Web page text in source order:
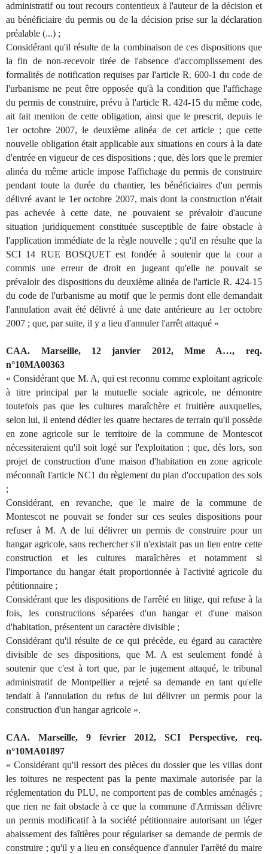
administratif ou tout recours contentieux à l'auteur de la décision et
au bénéficiaire du permis ou de la décision prise sur la déclaration
préalable (...) ;
Considérant qu'il résulte de la combinaison de ces dispositions que
la fin de non-recevoir tirée de l'absence d'accomplissement des
formalités de notification requises par l'article R. 600-1 du code de
l'urbanisme ne peut être opposée qu'à la condition que l'affichage
du permis de construire, prévu à l'article R. 424-15 du même code,
ait fait mention de cette obligation, ainsi que le prescrit, depuis le
1er octobre 2007, le deuxième alinéa de cet article ; que cette
nouvelle obligation était applicable aux situations en cours à la date
d'entrée en vigueur de ces dispositions ; que, dès lors que le premier
alinéa du même article impose l'affichage du permis de construire
pendant toute la durée du chantier, les bénéficiaires d'un permis
délivré avant le 1er octobre 2007, mais dont la construction n'était
pas achevée à cette date, ne pouvaient se prévaloir d'aucune
situation juridiquement constituée susceptible de faire obstacle à
l'application immédiate de la règle nouvelle ; qu'il en résulte que la
SCI 14 RUE BOSQUET est fondée à soutenir que la cour a
commis une erreur de droit en jugeant qu'elle ne pouvait se
prévaloir des dispositions du deuxième alinéa de l'article R. 424-15
du code de l'urbanisme au motif que le permis dont elle demandait
l'annulation avait été délivré à une date antérieure au 1er octobre
2007 ; que, par suite, il y a lieu d'annuler l'arrêt attaqué »
CAA. Marseille, 12 janvier 2012, Mme A…, req.
n°10MA00363
« Considérant que M. A, qui est reconnu comme exploitant agricole
à titre principal par la mutuelle sociale agricole, ne démontre
toutefois pas que les cultures maraîchère et fruitière auxquelles,
selon lui, il entend dédier les quatre hectares de terrain qu'il possède
en zone agricole sur le territoire de la commune de Montescot
nécessiteraient qu'il soit logé sur l'exploitation ; que, dès lors, son
projet de construction d'une maison d'habitation en zone agricole
méconnaît l'article NC1 du règlement du plan d'occupation des sols
;
Considérant, en revanche, que le maire de la commune de
Montescot ne pouvait se fonder sur ces seules dispositions pour
refuser à M. A de lui délivrer un permis de construire pour un
hangar agricole, sans rechercher s'il n'existait pas un lien entre cette
construction et les cultures maraîchères et notamment si
l'importance du hangar était proportionnée à l'activité agricole du
pétitionnaire ;
Considérant que les dispositions de l'arrêté en litige, qui refuse à la
fois, les constructions séparées d'un hangar et d'une maison
d'habitation, présentent un caractère divisible ;
Considérant qu'il résulte de ce qui précède, eu égard au caractère
divisible de ses dispositions, que M. A est seulement fondé à
soutenir que c'est à tort que, par le jugement attaqué, le tribunal
administratif de Montpellier a rejeté sa demande en tant qu'elle
tendait à l'annulation du refus de lui délivrer un permis pour la
construction d'un hangar agricole ».
CAA. Marseille, 9 février 2012, SCI Perspective, req.
n°10MA01897
« Considérant qu'il ressort des pièces du dossier que les villas dont
les toitures ne respectent pas la pente maximale autorisée par la
réglementation du PLU, ne comportent pas de combles aménagés ;
que rien ne fait obstacle à ce que la commune d'Armissan délivre
un permis modificatif à la société pétitionnaire autorisant un léger
abaissement des faîtières pour régulariser sa demande de permis de
construire ; qu'il y a lieu en conséquence d'annuler l'arrêté du maire